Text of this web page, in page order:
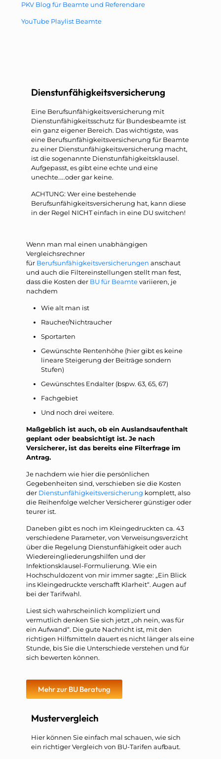
PKV Blog für Beamte und Referendare
YouTube Playlist Beamte
Dienstunfähigkeitsversicherung
Eine Berufsunfähigkeitsversicherung mit
Dienstunfähigkeitsschutz für Bundesbeamte ist
ein ganz eigener Bereich. Das wichtigste, was
eine Berufsunfähigkeitsversicherung für Beamte
zu einer Dienstunfähigkeitsversicherung macht,
ist die sogenannte Dienstunfähigkeitsklausel.
Aufgepasst, es gibt eine echte und eine
unechte…..oder gar keine.
ACHTUNG: Wer eine bestehende
Berufsunfähigkeitsversicherung hat, kann diese
in der Regel NICHT einfach in eine DU switchen!
Wenn man mal einen unabhängigen
Vergleichsrechner
für Berufsunfähigkeitsversicherungen anschaut
und auch die Filtereinstellungen stellt man fest,
dass die Kosten der BU für Beamtevariieren, je
nachdem
Wie alt man ist
Raucher/Nichtraucher
Sportarten
Gewünschte Rentenhöhe (hier gibt es keine
lineare Steigerung der Beiträge sondern
Stufen)
Gewünschtes Endalter (bspw. 63, 65, 67)
Fachgebiet
Und noch drei weitere.
Maßgeblich ist auch, ob ein Auslandsaufenthalt
geplant oder beabsichtigt ist. Je nach
Versicherer, ist das bereits eine Filterfrage im
Antrag.
Je nachdem wie hier die persönlichen
Gegebenheiten sind, verschieben sie die Kosten
der Dienstunfähigkeitsversicherung komplett, also
die Reihenfolge welcher Versicherer günstiger oder
teurer ist.
Daneben gibt es noch im Kleingedruckten ca. 43
verschiedene Parameter, von Verweisungsverzicht
über die Regelung Dienstunfähigkeit oder auch
Wiedereingliederungshilfen und der
Infektionsklausel-Formulierung. Wie ein
Hochschuldozent von mir immer sagte: „Ein Blick
ins Kleingedruckte verschafft Klarheit“. Augen auf
bei der Tarifwahl.
Liest sich wahrscheinlich kompliziert und
vermutlich denken Sie sich jetzt „oh nein, was für
ein Aufwand“. Die gute Nachricht ist, mit den
richtigen Hilfsmitteln dauert es nicht länger als eine
Stunde, bis Sie die Unterschiede verstehen und für
sich bewerten können.
Mehr zur BU Beratung
Mustervergleich
Hier können Sie einfach mal schauen, wie sich
ein richtiger Vergleich von BU-Tarifen aufbaut.